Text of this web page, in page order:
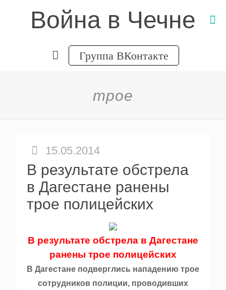
Война в Чечне
Группа ВКонтакте
трое
15.05.2014
В результате обстрела
в Дагестане ранены
трое полицейских
В результате обстрела в Дагестане
ранены трое полицейских
В Дагестане подверглись нападению трое
сотрудников полиции, проводивших